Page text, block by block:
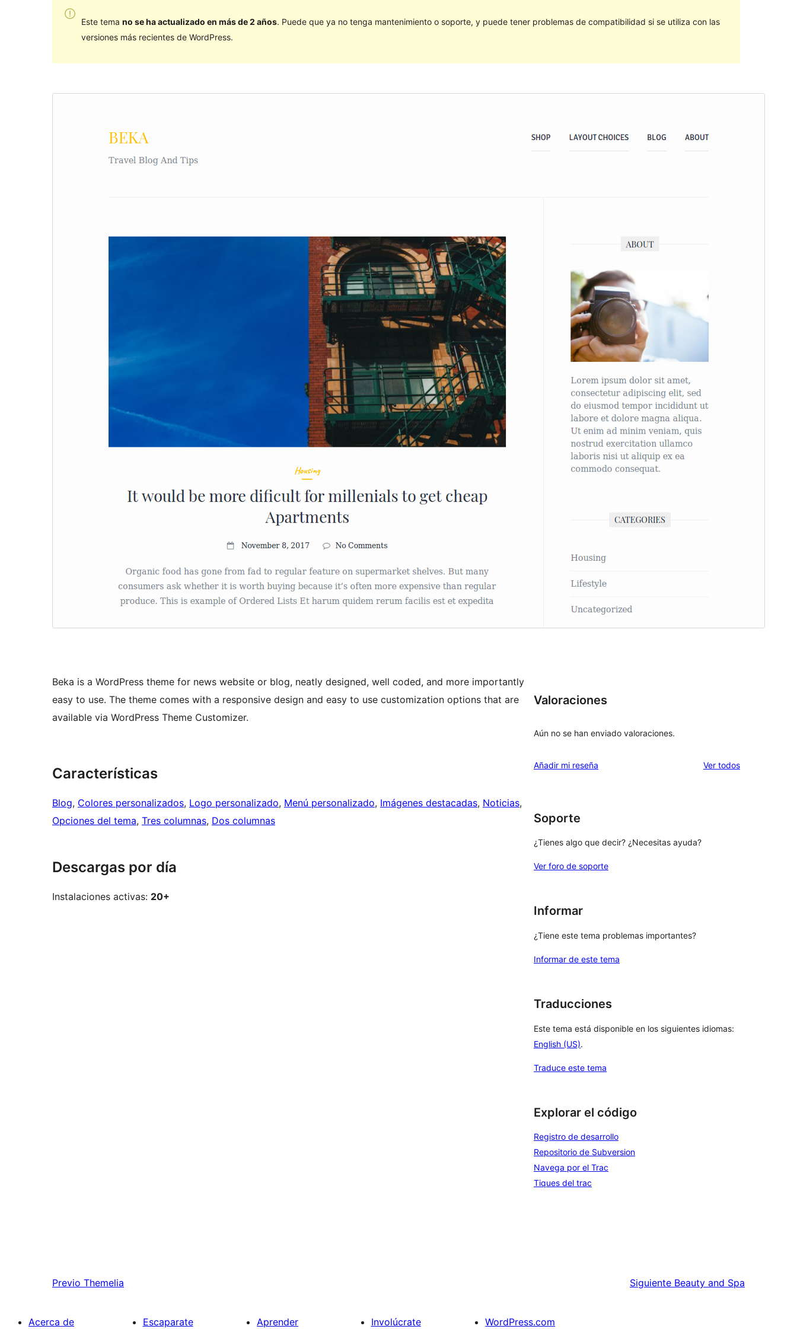
Este tema no se ha actualizado en más de 2 años. Puede que ya no tenga mantenimiento o soporte, y puede tener problemas de compatibilidad si se utiliza con las
versiones más recientes de WordPress.
Última actualización
16 de abril de 2018
Instalaciones activas
Beka is a WordPress theme for news website or blog, neatly designed, well coded, and more importantly
easy to use. The theme comes with a responsive design and easy to use customization options that are
available via WordPress Theme Customizer.
Características
Blog, Colores personalizados, Logo personalizado, Menú personalizado, Imágenes destacadas, Noticias
Opciones del tema, Tres columnas, Dos columnas
Descargas por día
Instalaciones activas: 20+
Valoraciones
Aún no se han enviado valoraciones.
Añadir mi reseña Ver todoslos
Soporte
¿Tienes algo que decir? ¿Necesitas ayuda?
Ver foro de soporte
Informar
¿Tiene este tema problemas importantes?
Informar de este tema
Traducciones
Este tema está disponible en los siguientes idiomas:
English (US).
Traduce este tema
Explorar el código
Registro de desarrollo
Repositorio de Subversion
Navega por el Trac
Tiques del trac
Previo Themelia Siguiente Beauty and Spa
Acerca de Escaparate Aprender Involúcrate WordPress.com